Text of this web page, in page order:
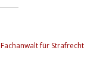
Fachanwalt für Strafrecht